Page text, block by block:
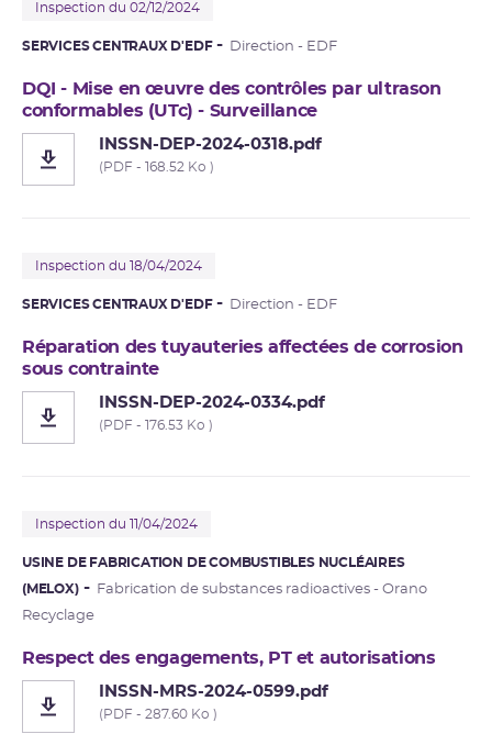
Inspection du 02/12/2024
SERVICES CENTRAUX D'EDF Direction - EDF
DQI - Mise en œuvre des contrôles par ultrason
conformables (UTc) - Surveillance
INSSN-DEP-2024-0318.pdf
(PDF - 168.52 Ko )
Inspection du 18/04/2024
SERVICES CENTRAUX D'EDF Direction - EDF
Réparation des tuyauteries affectées de corrosion
sous contrainte
INSSN-DEP-2024-0334.pdf
(PDF - 176.53 Ko )
Inspection du 11/04/2024
USINE DE FABRICATION DE COMBUSTIBLES NUCLÉAIRES
(MELOX)
Fabrication de substances radioactives - Orano
Recyclage
Respect des engagements, PT et autorisations
INSSN-MRS-2024-0599.pdf
(PDF - 287.60 Ko )